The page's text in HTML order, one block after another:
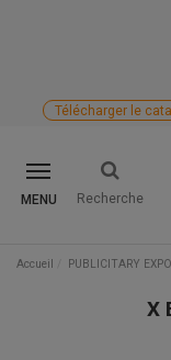
Télécharger le
MENU Recherche
Accueil PUBLICITARY
X